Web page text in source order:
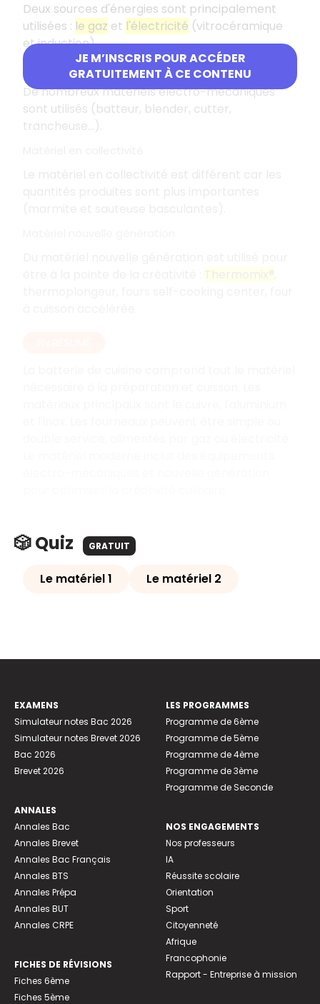
JE M’INSCRIS POUR ACCÉDER
GRATUITEMENT À CE CONTENU
Deux sources d'énergies sont principalement
utilisées : le gaz et l'électricité (vitrocéramique
et induction).
Matériels électro-mécaniques
De nombreux matériels électro-mécaniques
sont utilisés (batteur, blender, cutter,
trancheuse...).
🎲 Quiz GRATUIT
Le matériel 1 Le matériel 2
EXAMENS
Simulateur notes Bac 2026
Simulateur notes Brevet 2026
Bac 2026
Brevet 2026
ANNALES
Annales Bac
Annales Brevet
Annales Bac Français
Annales BTS
Annales Prépa
Annales BUT
Annales CRPE
FICHES DE RÉVISIONS
Fiches 6ème
Fiches 5ème
LES PROGRAMMES
Programme de 6ème
Programme de 5ème
Programme de 4ème
Programme de 3ème
Programme de Seconde
NOS ENGAGEMENTS
Nos professeurs
IA
Réussite scolaire
Orientation
Sport
Citoyenneté
Afrique
Francophonie
Rapport - Entreprise à mission